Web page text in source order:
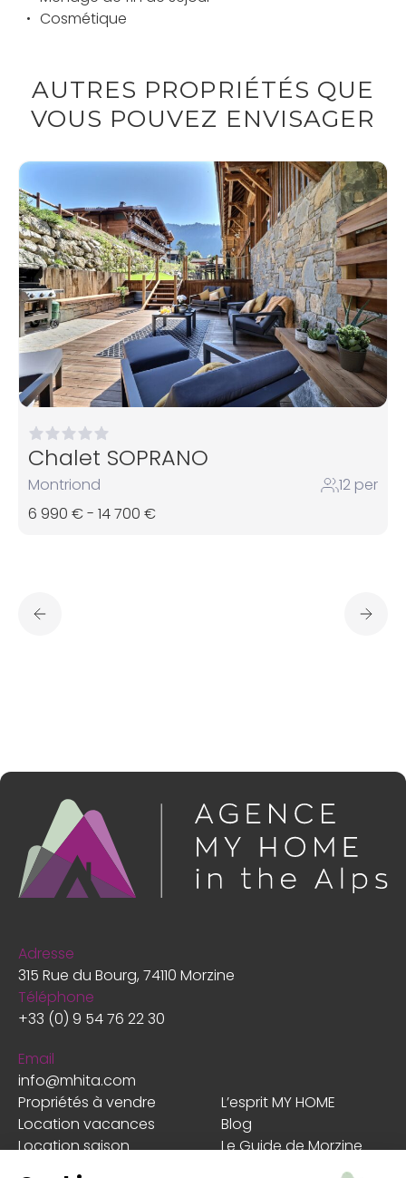
Cosmétique
AUTRES PROPRIÉTÉS QUE
VOUS POUVEZ ENVISAGER
Chalet SOPRANO
Montriond
12 per
6 990 € - 14 700 €
Propriétés à vendre
L’esprit MY HOME
Location vacances
Blog
Location saison
Le Guide de Morzine
Adresse
315 Rue du Bourg, 74110 Morzine
Téléphone
+33 (0) 9 54 76 22 30
Email
info@mhita.com